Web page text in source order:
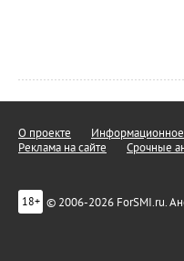
О проекте Информационное
Реклама на сайте
Срочные
18+ © 2006-2026 ForSMI.ru.